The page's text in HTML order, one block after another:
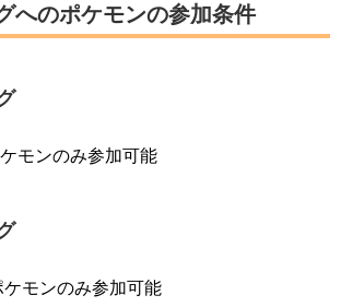
へのポケモンの参加条件
モンのみ参加可能
モンのみ参加可能